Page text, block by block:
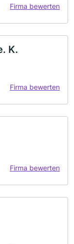
Firma bewerten
K.
Firma bewerten
Firma bewerten